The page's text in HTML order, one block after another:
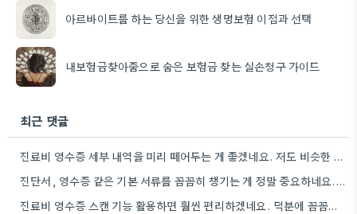
아르바이트를 하는 당신을 위한 생명보험 이점과 선택
내보험금찾아줌으로 숨은 보험금 찾는 실손청구 가이드
최근 댓글
진료비 영수증 세부 내역을 미리 떼어두는 게 좋겠네요. 저도 비슷한 경험 때문에 시간 낭비했었거든요.
진단서, 영수증 같은 기본 서류를 꼼꼼히 챙기는 게 정말 중요하네요. 제가 청구할 때도 깜빡하고 다시…
진료비 영수증 스캔 기능 활용하면 훨씬 편리하겠네요. 덕분에 꼼꼼하게 준비할 때도 많아지는데, 앱을 활용하면 시간을…